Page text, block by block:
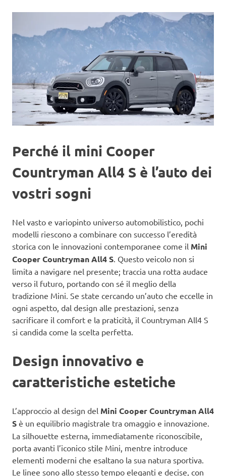
Perché il mini Cooper
Countryman All4 S è l’auto dei
vostri sogni
Nel vasto e variopinto universo automobilistico, pochi
modelli riescono a combinare con successo l’eredità
storica con le innovazioni contemporanee come il Mini
Cooper Countryman All4 S. Questo veicolo non si
limita a navigare nel presente; traccia una rotta audace
verso il futuro, portando con sé il meglio della
tradizione Mini. Se state cercando un’auto che eccelle in
ogni aspetto, dal design alle prestazioni, senza
sacrificare il comfort e la praticità, il Countryman All4 S
si candida come la scelta perfetta.
Design innovativo e
caratteristiche estetiche
L’approccio al design del Mini Cooper Countryman All4
S è un equilibrio magistrale tra omaggio e innovazione.
La silhouette esterna, immediatamente riconoscibile,
porta avanti l’iconico stile Mini, mentre introduce
elementi moderni che esaltano la sua natura sportiva.
Le linee sono allo stesso tempo eleganti e decise, con